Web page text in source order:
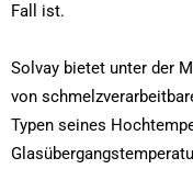
Fall ist.
Solvay bietet unter der
von
Typen seines